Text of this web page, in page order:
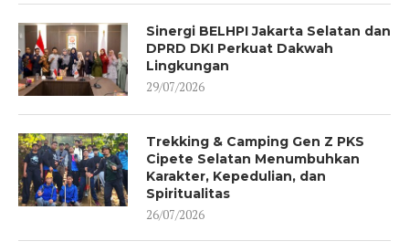
Sinergi BELHPI Jakarta Selatan dan
DPRD DKI Perkuat Dakwah
Lingkungan
29/07/2026
Trekking & Camping Gen Z PKS
Cipete Selatan Menumbuhkan
Karakter, Kepedulian, dan
Spiritualitas
26/07/2026